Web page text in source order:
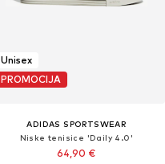
Unisex
PROMOCIJA
ADIDAS SPORTSWEAR
Niske tenisice 'Daily 4.0'
64,90 €